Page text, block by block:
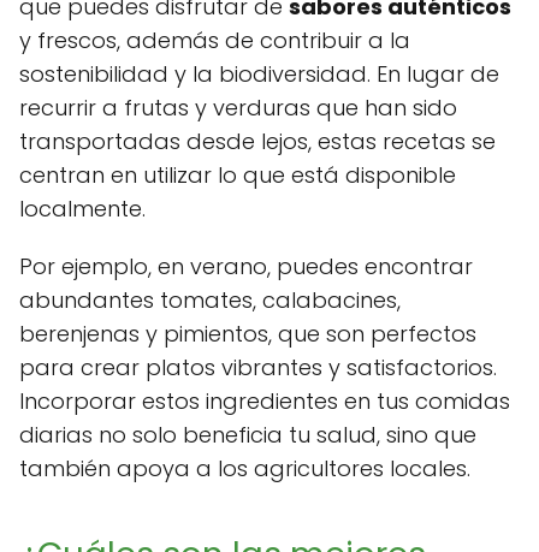
que puedes disfrutar de sabores auténticos
y frescos, además de contribuir a la
sostenibilidad y la biodiversidad. En lugar de
recurrir a frutas y verduras que han sido
transportadas desde lejos, estas recetas se
centran en utilizar lo que está disponible
localmente.
Por ejemplo, en verano, puedes encontrar
abundantes tomates, calabacines,
berenjenas y pimientos, que son perfectos
para crear platos vibrantes y satisfactorios.
Incorporar estos ingredientes en tus comidas
diarias no solo beneficia tu salud, sino que
también apoya a los agricultores locales.